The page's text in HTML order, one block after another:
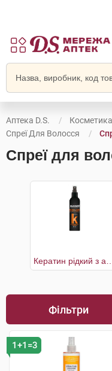
Аптека D.S.
Спреї Для Волосся
Спреї для
Фільтри
1+1=3